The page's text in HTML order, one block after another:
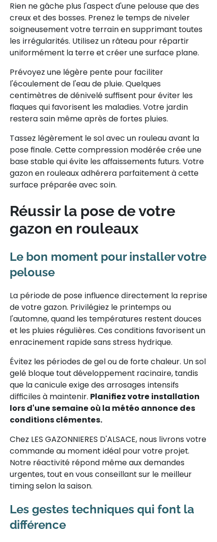
Rien ne gâche plus l'aspect d'une pelouse que des
creux et des bosses. Prenez le temps de niveler
soigneusement votre terrain en supprimant toutes
les irrégularités. Utilisez un râteau pour répartir
uniformément la terre et créer une surface plane.
Prévoyez une légère pente pour faciliter
l'écoulement de l'eau de pluie. Quelques
centimètres de dénivelé suffisent pour éviter les
flaques qui favorisent les maladies. Votre jardin
restera sain même après de fortes pluies.
Tassez légèrement le sol avec un rouleau avant la
pose finale. Cette compression modérée crée une
base stable qui évite les affaissements futurs. Votre
gazon en rouleaux adhérera parfaitement à cette
surface préparée avec soin.
Réussir la pose de votre
gazon en rouleaux
Le bon moment pour installer votre
pelouse
La période de pose influence directement la reprise
de votre gazon. Privilégiez le printemps ou
l'automne, quand les températures restent douces
et les pluies régulières. Ces conditions favorisent un
enracinement rapide sans stress hydrique.
Évitez les périodes de gel ou de forte chaleur. Un sol
gelé bloque tout développement racinaire, tandis
que la canicule exige des arrosages intensifs
difficiles à maintenir. Planifiez votre installation
lors d'une semaine où la météo annonce des
conditions clémentes.
Chez LES GAZONNIERES D'ALSACE, nous livrons votre
commande au moment idéal pour votre projet.
Notre réactivité répond même aux demandes
urgentes, tout en vous conseillant sur le meilleur
timing selon la saison.
Les gestes techniques qui font la
différence